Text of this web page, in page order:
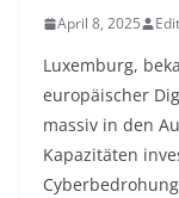
April 8, 2025
Luxemburg,
europäischer
massiv in den
Kapazitäten